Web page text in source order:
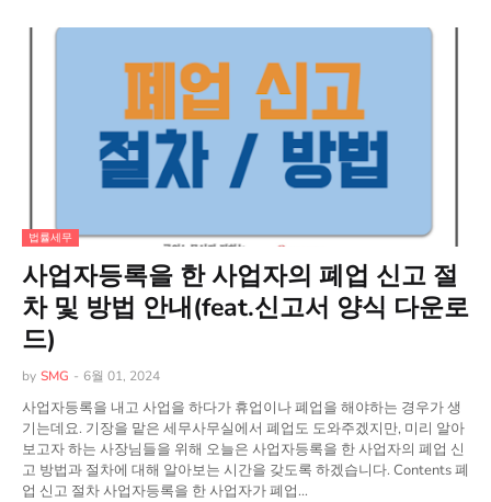
법률세무
사업자등록을 한 사업자의 폐업 신고 절
차 및 방법 안내(feat.신고서 양식 다운로
드)
by SMG - 6월 01, 2024
사업자등록을 내고 사업을 하다가 휴업이나 폐업을 해야하는 경우가 생
기는데요. 기장을 맡은 세무사무실에서 폐업도 도와주겠지만, 미리 알아
보고자 하는 사장님들을 위해 오늘은 사업자등록을 한 사업자의 폐업 신
고 방법과 절차에 대해 알아보는 시간을 갖도록 하겠습니다. Contents 폐
업 신고 절차 사업자등록을 한 사업자가 폐업…